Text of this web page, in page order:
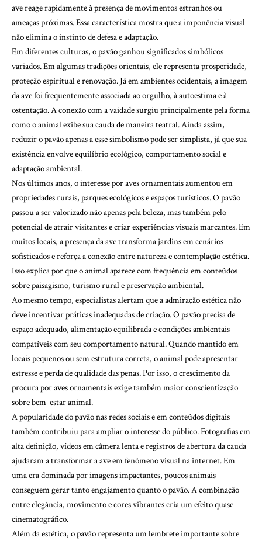
ave reage rapidamente à presença de movimentos estranhos ou
ameaças próximas. Essa característica mostra que a imponência visual
não elimina o instinto de defesa e adaptação.
Em diferentes culturas, o pavão ganhou significados simbólicos
variados. Em algumas tradições orientais, ele representa prosperidade,
proteção espiritual e renovação. Já em ambientes ocidentais, a imagem
da ave foi frequentemente associada ao orgulho, à autoestima e à
ostentação. A conexão com a vaidade surgiu principalmente pela forma
como o animal exibe sua cauda de maneira teatral. Ainda assim,
reduzir o pavão apenas a esse simbolismo pode ser simplista, já que sua
existência envolve equilíbrio ecológico, comportamento social e
adaptação ambiental.
Nos últimos anos, o interesse por aves ornamentais aumentou em
propriedades rurais, parques ecológicos e espaços turísticos. O pavão
passou a ser valorizado não apenas pela beleza, mas também pelo
potencial de atrair visitantes e criar experiências visuais marcantes. Em
muitos locais, a presença da ave transforma jardins em cenários
sofisticados e reforça a conexão entre natureza e contemplação estética.
Isso explica por que o animal aparece com frequência em conteúdos
sobre paisagismo, turismo rural e preservação ambiental.
Ao mesmo tempo, especialistas alertam que a admiração estética não
deve incentivar práticas inadequadas de criação. O pavão precisa de
espaço adequado, alimentação equilibrada e condições ambientais
compatíveis com seu comportamento natural. Quando mantido em
locais pequenos ou sem estrutura correta, o animal pode apresentar
estresse e perda de qualidade das penas. Por isso, o crescimento da
procura por aves ornamentais exige também maior conscientização
sobre bem-estar animal.
A popularidade do pavão nas redes sociais e em conteúdos digitais
também contribuiu para ampliar o interesse do público. Fotografias em
alta definição, vídeos em câmera lenta e registros de abertura da cauda
ajudaram a transformar a ave em fenômeno visual na internet. Em
uma era dominada por imagens impactantes, poucos animais
conseguem gerar tanto engajamento quanto o pavão. A combinação
entre elegância, movimento e cores vibrantes cria um efeito quase
cinematográfico.
Além da estética, o pavão representa um lembrete importante sobre